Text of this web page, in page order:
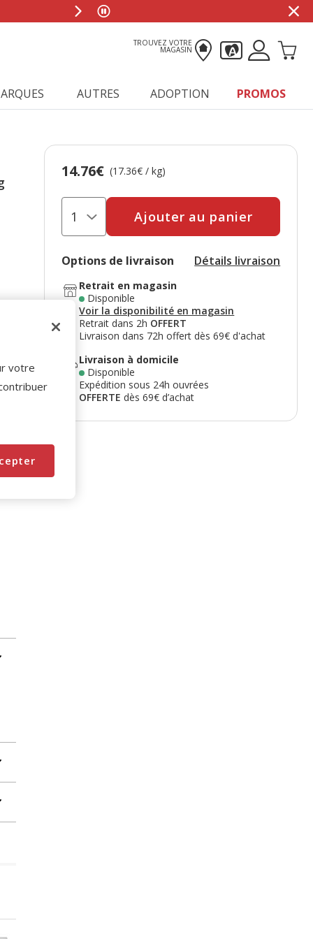
TROUVEZ VOTRE
MAGASIN
AUTRES ADOPTION PROMOS
Prix 14.76€, 17.36 EUR par kg
14.76€ (17.36€ / kg)
Ajouter au panier
Options de livraison Détails livraison
Retrait en magasin
Disponible
Voir la disponibilité en magasin
Retrait dans 2h OFFERT
Livraison dans 72h offert dès 69€ d'achat
Livraison à domicile
Disponible
Expédition sous 24h ouvrées
OFFERTEdès 69€ d’achat
votre